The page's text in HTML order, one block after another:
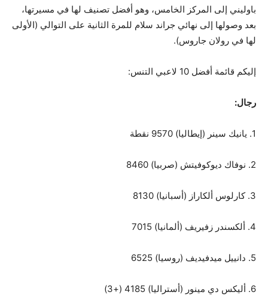
باوليني إلى المركز الخامس، وهو أفضل تصنيف لها في مسيرتها،
بعد وصولها إلى نهائي جراند سلام للمرة الثانية على التوالي (الأولى
لها في رولان جاروس).
إليكم قائمة أفضل 10 لاعبي التنس:
رجال:
1. يانيك سينر (إيطاليا) 9570 نقطة
2. نوفاك ديوكوفيتش (صربيا) 8460
3. كارلوس ألكاراز (أسبانيا) 8130
4. ألكسندر زفيريف (ألمانيا) 7015
5. دانييل ميدفيديف (روسيا) 6525
6. أليكس دي مينور (أستراليا) 4185 (+3)